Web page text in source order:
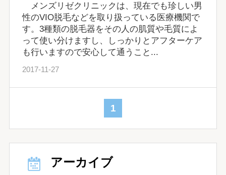
メンズリゼクリニックは、現在でも珍しい男
性のVIO脱毛などを取り扱っている医療機関で
す。3種類の脱毛器をその人の肌質や毛質によ
って使い分けますし、しっかりとアフターケア
も行いますので安心して通うこと...
2017-11-27
1
アーカイブ